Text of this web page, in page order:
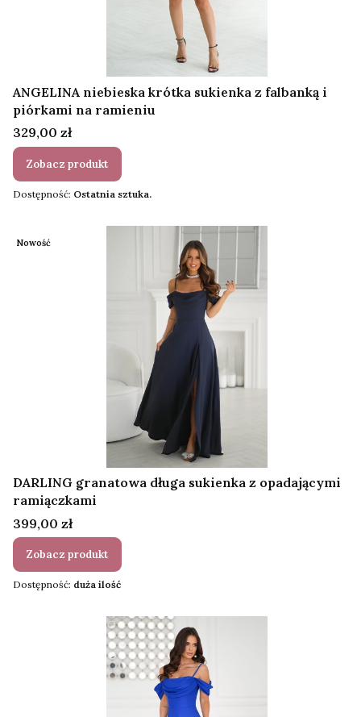
ANGELINA niebieska krótka sukienka z falbanką i
piórkami na ramieniu
Cena
329,00 zł
Zobacz produkt
Dostępność: Ostatnia sztuka.
Nowość
DARLING granatowa długa sukienka z opadającymi
ramiączkami
Cena
399,00 zł
Zobacz produkt
Dostępność: duża ilość